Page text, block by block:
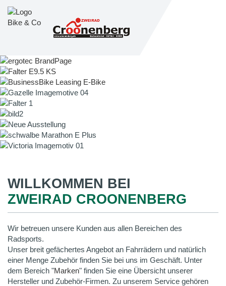
WILLKOMMEN BEI
ZWEIRAD CROONENBERG
Wir betreuen unsere Kunden aus allen Bereichen des
Radsports.
Unser breit gefächertes Angebot an Fahrrädern und natürlich
einer Menge Zubehör finden Sie bei uns im Geschäft. Unter
dem Bereich "Marken" finden Sie eine Übersicht unserer
Hersteller und Zubehör-Firmen. Zu unserem Service gehören